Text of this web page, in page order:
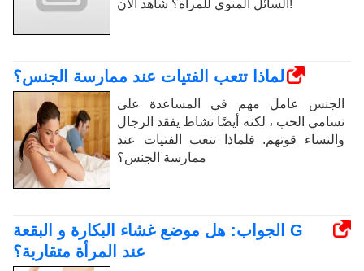
السائل المنوي للمرأة؟ شاهد الآن!
لماذا تتعب الفتيات عند ممارسة الجنس؟
الجنس عامل مهم في المساعدة على
تسامي الحب ، لكنه أيضًا نشاط يفقد الرجال
والنساء قوتهم. فلماذا تتعب الفتيات عند
ممارسة الجنس؟
الجواب: هل موضع غشاء البكارة و البقعة G
عند المرأة متقاربة؟